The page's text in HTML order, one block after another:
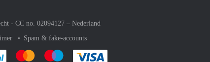
- CC no. 02094127 – Nederland
Spam & fake-accounts
Pay easily with :payment method
Pay easily with :payment method
Pay easily with :payment method